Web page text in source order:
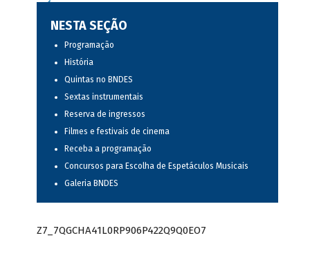
NESTA SEÇÃO
Programação
História
Quintas no BNDES
Sextas instrumentais
Reserva de ingressos
Filmes e festivais de cinema
Receba a programação
Concursos para Escolha de Espetáculos Musicais
Galeria BNDES
Z7_7QGCHA41L0RP906P422Q9Q0EO7